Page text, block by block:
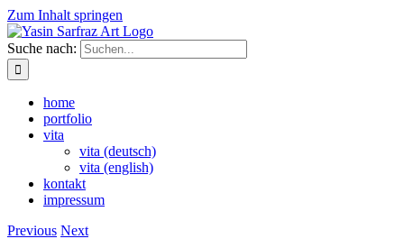
Zum Inhalt springen
Suche nach:
home
portfolio
vita
vita (deutsch)
vita (english)
kontakt
impressum
Previous Next